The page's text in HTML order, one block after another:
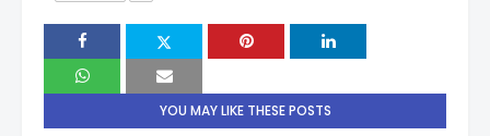
YOU MAY LIKE THESE POSTS